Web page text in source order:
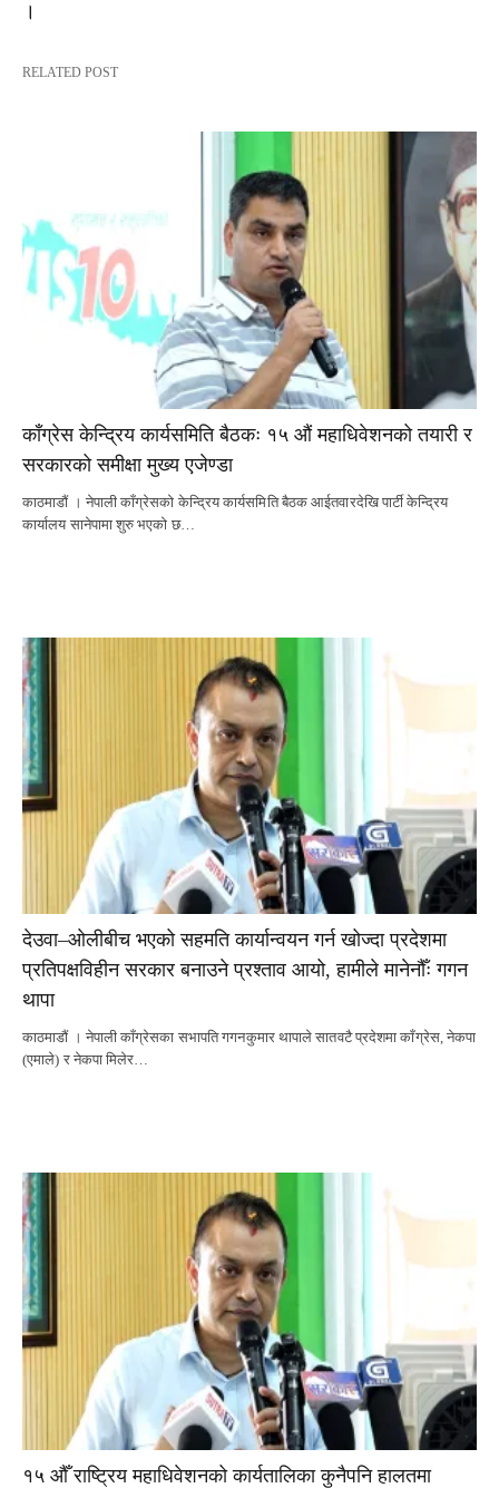
।
RELATED POST
काँग्रेस केन्द्रिय कार्यसमिति बैठकः १५ औं महाधिवेशनको तयारी र
सरकारको समीक्षा मुख्य एजेण्डा
काठमाडौं । नेपाली काँग्रेसको केन्द्रिय कार्यसमिति बैठक आईतवारदेखि पार्टी केन्द्रिय
कार्यालय सानेपामा शुरु भएको छ…
देउवा–ओलीबीच भएको सहमति कार्यान्वयन गर्न खोज्दा प्रदेशमा
प्रतिपक्षविहीन सरकार बनाउने प्रश्ताव आयो, हामीले मानेनौँः गगन
थापा
काठमाडौं । नेपाली काँग्रेसका सभापति गगनकुमार थापाले सातवटै प्रदेशमा काँग्रेस, नेकपा
(एमाले) र नेकपा मिलेर…
१५ औँ राष्ट्रिय महाधिवेशनको कार्यतालिका कुनैपनि हालतमा